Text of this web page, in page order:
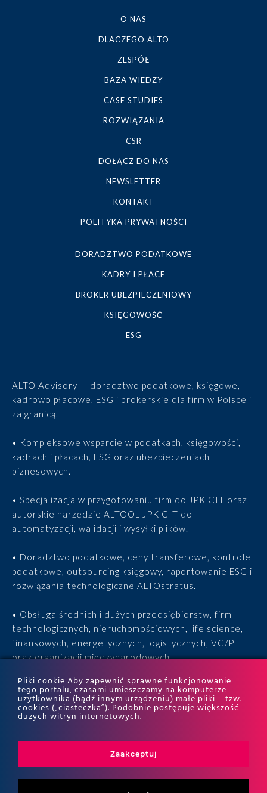
O NAS
DLACZEGO ALTO
ZESPÓŁ
BAZA WIEDZY
CASE STUDIES
ROZWIĄZANIA
CSR
DOŁĄCZ DO NAS
NEWSLETTER
KONTAKT
POLITYKA PRYWATNOŚCI
DORADZTWO PODATKOWE
KADRY I PŁACE
BROKER UBEZPIECZENIOWY
KSIĘGOWOŚĆ
ESG
ALTO Advisory — doradztwo podatkowe, księgowe,
kadrowo płacowe, ESG i brokerskie dla firm w Polsce i
za granicą.
• Kompleksowe wsparcie w podatkach, księgowości,
kadrach i płacach, ESG oraz ubezpieczeniach
biznesowych.
• Specjalizacja w przygotowaniu firm do JPK CIT oraz
autorskie narzędzie ALTOOL JPK CIT do
automatyzacji, walidacji i wysyłki plików.
• Doradztwo podatkowe, ceny transferowe, kontrole
podatkowe, outsourcing księgowy, raportowanie ESG i
rozwiązania technologiczne ALTOstratus.
• Obsługa średnich i dużych przedsiębiorstw, firm
technologicznych, nieruchomościowych, life science,
finansowych, energetycznych, logistycznych, VC/PE
oraz organizacji międzynarodowych.
• 15 lat doświadczenia, 170 ekspertów, tysiące
zrealizowanych projektów i wyróżnienia w rankingach
ITR World Tax i ITR World TP.
Pliki cookie Aby zapewnić sprawne funkcjonowanie
tego portalu, czasami umieszczamy na komputerze
użytkownika (bądź innym urządzeniu) małe pliki – tzw.
cookies („ciasteczka”). Podobnie postępuje większość
dużych witryn internetowych.
Zaakceptuj